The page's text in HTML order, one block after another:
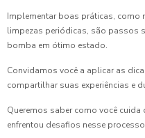
Implementar boas práticas, como
limpezas periódicas, são passos
bomba em ótimo estado.
Convidamos você a aplicar as
compartilhar suas experiências e
Queremos saber como você
enfrentou desafios nesse